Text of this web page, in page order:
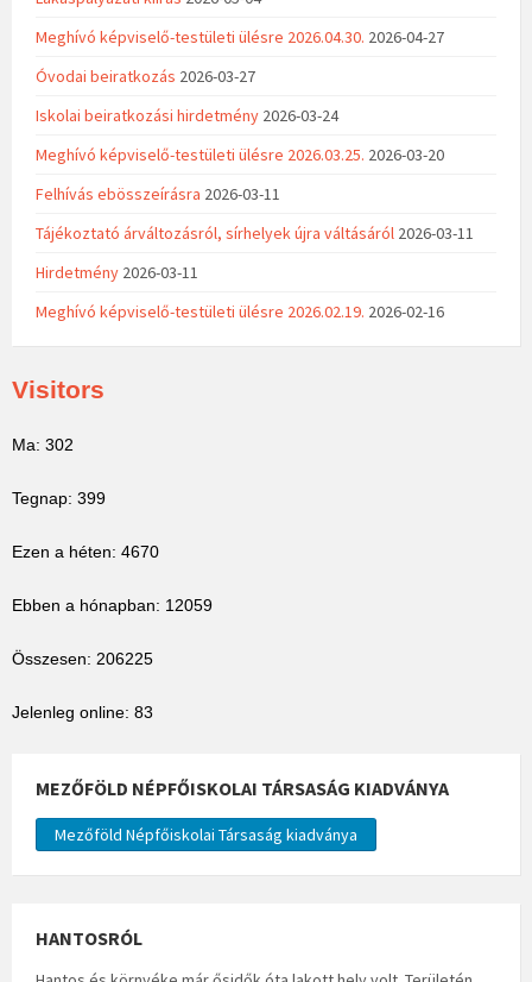
Meghívó képviselő-testületi ülésre 2026.04.30. 2026-04-27
Óvodai beiratkozás 2026-03-27
Iskolai beiratkozási hirdetmény 2026-03-24
Meghívó képviselő-testületi ülésre 2026.03.25. 2026-03-20
Felhívás ebösszeírásra 2026-03-11
Tájékoztató árváltozásról, sírhelyek újra váltásáról 2026-03-11
Hirdetmény 2026-03-11
Meghívó képviselő-testületi ülésre 2026.02.19. 2026-02-16
Visitors
Ma: 302
Tegnap: 399
Ezen a héten: 4670
Ebben a hónapban: 12059
Összesen: 206225
Jelenleg online: 83
MEZŐFÖLD NÉPFŐISKOLAI TÁRSASÁG KIADVÁNYA
Mezőföld Népfőiskolai Társaság kiadványa
HANTOSRÓL